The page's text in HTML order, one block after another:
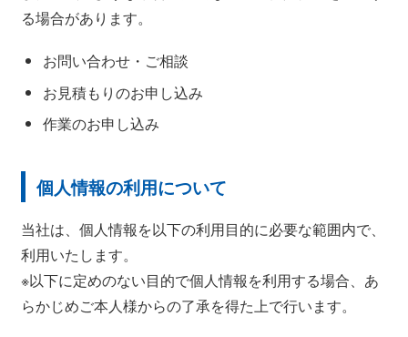
る場合があります。
お問い合わせ・ご相談
お見積もりのお申し込み
作業のお申し込み
個人情報の利用について
当社は、個人情報を以下の利用目的に必要な範囲内で、
利用いたします。
※以下に定めのない目的で個人情報を利用する場合、あ
らかじめご本人様からの了承を得た上で行います。